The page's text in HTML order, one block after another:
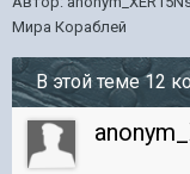
Мира Кораблей
В этой теме 12